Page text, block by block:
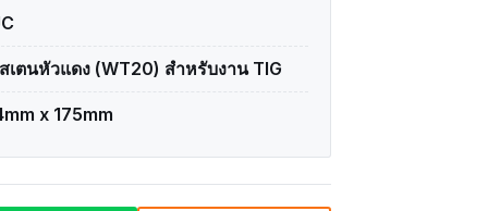
เตนหัวแดง (WT20) สำหรับงาน TIG
x 175mm